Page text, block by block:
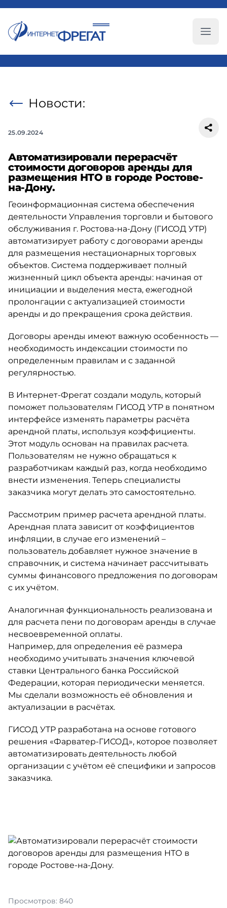
Новости:
25.09.2024
Автоматизировали перерасчёт
стоимости договоров аренды для
размещения НТО в городе Ростове-
на-Дону.
Геоинформационная система обеспечения
деятельности Управления торговли и бытового
обслуживания г. Ростова-на-Дону (ГИСОД УТР)
автоматизирует работу с договорами аренды
для размещения нестационарных торговых
объектов. Система поддерживает полный
жизненный цикл объекта аренды: начиная от
инициации и выделения места, ежегодной
пролонгации с актуализацией стоимости
аренды и до прекращения срока действия.
Договоры аренды имеют важную особенность —
необходимость индексации стоимости по
определенным правилам и с заданной
регулярностью.
В Интернет-Фрегат создали модуль, который
поможет пользователям ГИСОД УТР в понятном
интерфейсе изменять параметры расчёта
арендной платы, используя коэффициенты.
Этот модуль основан на правилах расчета.
Пользователям не нужно обращаться к
разработчикам каждый раз, когда необходимо
внести изменения. Теперь специалисты
заказчика могут делать это самостоятельно.
Рассмотрим пример расчета арендной платы.
Арендная плата зависит от коэффициентов
инфляции, в случае его изменений –
пользователь добавляет нужное значение в
справочник, и система начинает рассчитывать
суммы финансового предложения по договорам
с их учётом.
Аналогичная функциональность реализована и
для расчета пени по договорам аренды в случае
несвоевременной оплаты.
Например, для определения её размера
необходимо учитывать значения ключевой
ставки Центрального банка Российской
Федерации, которая периодически меняется.
Мы сделали возможность её обновления и
актуализации в расчётах.
ГИСОД УТР разработана на основе готового
решения «Фарватер-ГИСОД», которое позволяет
автоматизировать деятельность любой
организации с учётом её специфики и запросов
заказчика.
Просмотров: 840